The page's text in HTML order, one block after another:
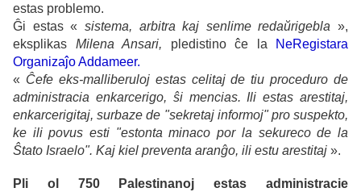
estas problemo.
Ĝi estas « sistema, arbitra kaj senlime redaŭrigebla »,
eksplikas
Milena Ansari, pledistino ĉe la
NeRegistara
Organizaĵo Addameer.
« Ĉefe eks-malliberuloj estas celitaj de tiu proceduro de
administracia enkarcerigo, ŝi mencias. Ili estas arestitaj,
enkarcerigitaj, surbaze de "sekretaj informoj" pro suspekto,
ke ili povus esti "estonta minaco por la sekureco de la
Ŝtato Israelo". Kaj kiel preventa aranĝo, ili estu arestitaj ».
Pli ol 750 Palestinanoj estas administracie